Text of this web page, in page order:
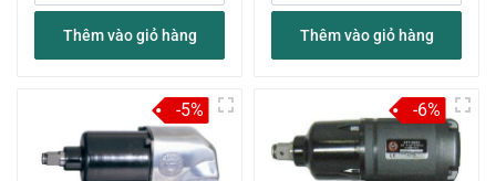
Thêm vào giỏ hàng Thêm vào giỏ hàng
-5% -6%